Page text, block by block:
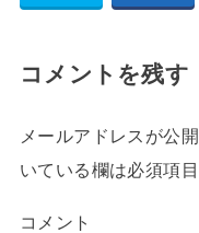
コメントを残す
メールアドレスが公
いている欄は必須項
コメント